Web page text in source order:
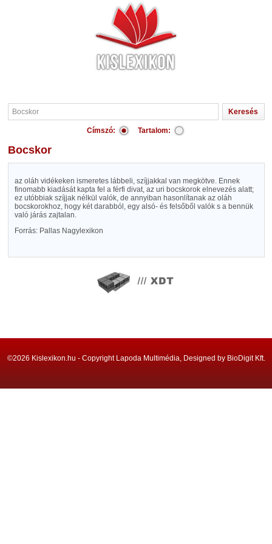
Címszó: Tartalom:
Bocskor
az oláh vidékeken ismeretes lábbeli, szíjjakkal van megkötve. Ennek
finomabb kiadását kapta fel a férfi divat, az uri bocskorok elnevezés alatt;
ez utóbbiak szíjjak nélkül valók, de annyiban hasonlítanak az oláh
bocskorokhoz, hogy két darabból, egy alsó- és felsőből valók s a bennük
való járás zajtalan.
Forrás: Pallas Nagylexikon
©2026 Kislexikon.hu - Copyright Lapoda Multimédia, Designed by BioDigit Kft.